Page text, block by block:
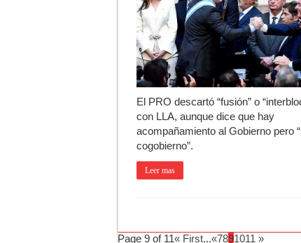
El PRO descartó “fusión” o
con LLA, aunque dice que hay
acompañamiento al Gobierno pero
cogobierno”.
Leer mas
Page 9 of 11« First...«7891011 »